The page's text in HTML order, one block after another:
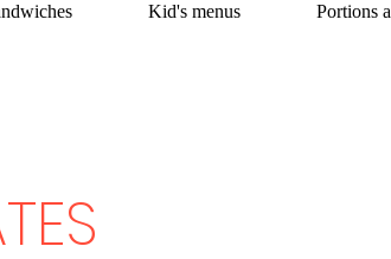
Kid's menus Portions